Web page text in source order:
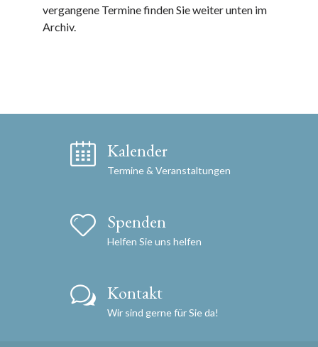
vergangene Termine finden Sie weiter unten im
Archiv.
Kalender
Termine & Veranstaltungen
Spenden
Helfen Sie uns helfen
Kontakt
Wir sind gerne für Sie da!